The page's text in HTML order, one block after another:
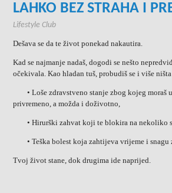
LAHKO BEZ STRAHA I
Lifestyle Club
Dešava se da te život ponekad nakautira.
Kad se najmanje nadaš, dogodi se nešto
očekivala. Kao hladan tuš, probudiš se i više
• Loše zdravstveno stanje zbog kojeg moraš
privremeno, a možda i doživotno,
• Hirurški zahvat koji te blokira na nekoliko
• Teška bolest koja zahtijeva vrijeme i snagu
Tvoj život stane, dok drugima ide naprijed.